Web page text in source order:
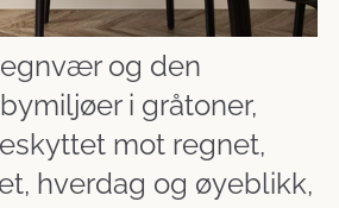
og den
i gråtoner,
mot regnet,
hverdag og øyeblikk,